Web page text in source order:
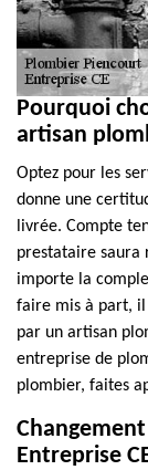
Pourquoi
artisan
Optez pour les
donne une
livrée. Compte
prestataire saura
importe la
faire mis à part, il
par un artisan
entreprise de
plombier, faites
Entreprise